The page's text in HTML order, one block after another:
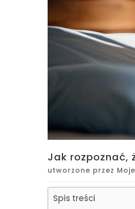
Jak rozpoznać,
utworzone przez
Spis treści